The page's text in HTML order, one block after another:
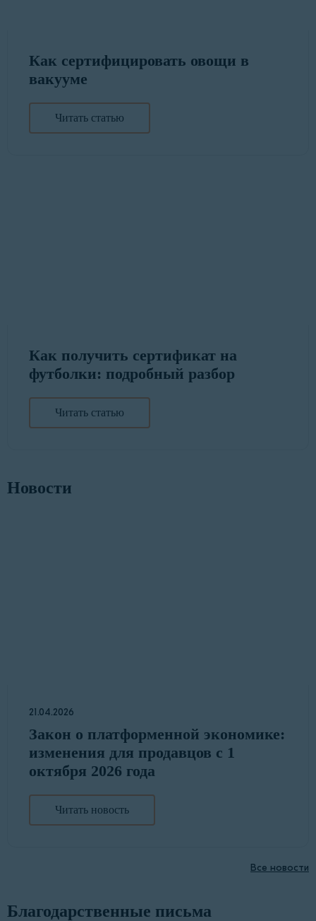
Как сертифицировать овощи в
вакууме
Читать статью
Как получить сертификат на
футболки: подробный разбор
Читать статью
Новости
21.04.2026
Закон о платформенной экономике:
изменения для продавцов с 1
октября 2026 года
Читать новость
Все новости
Благодарственные письма